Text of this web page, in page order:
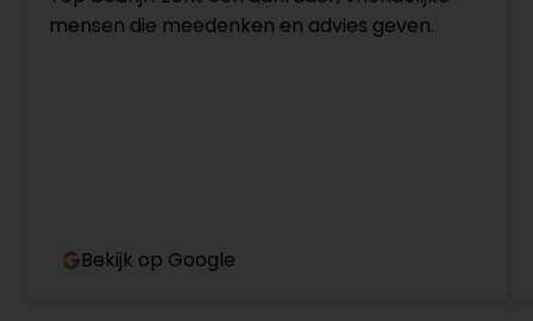
mensen die meedenken en advies geven.
Bekijk op Google